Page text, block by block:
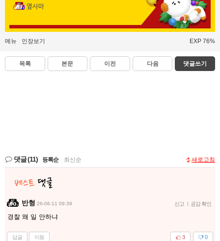
옆사마
메뉴 인장보기 EXP 76%
목록 본문 이전 다음 댓글쓰기
댓글(11) 등록순 최신순 새로고침
반형 26-06-11 09:39 신고 | 공감 확인
경찰 왜 일 안하냐
답글 이동 0
3